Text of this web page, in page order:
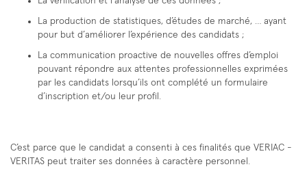
La production de statistiques, d’études de marché, … ayant
pour but d’améliorer l’expérience des candidats ;
La communication proactive de nouvelles offres d’emploi
pouvant répondre aux attentes professionnelles exprimées
par les candidats lorsqu’ils ont complété un formulaire
d’inscription et/ou leur profil.
C’est parce que le candidat a consenti à ces finalités que VERIAC -
VERITAS peut traiter ses données à caractère personnel.